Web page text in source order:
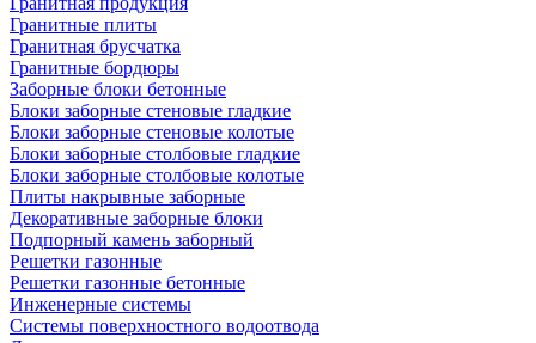
Гранитные плиты
Гранитная брусчатка
Гранитные бордюры
Заборные блоки бетонные
Блоки заборные стеновые гладкие
Блоки заборные стеновые колотые
Блоки заборные столбовые гладкие
Блоки заборные столбовые колотые
Плиты накрывные заборные
Декоративные заборные блоки
Подпорный камень заборный
Решетки газонные
Решетки газонные бетонные
Инженерные системы
Системы поверхностного водоотвода